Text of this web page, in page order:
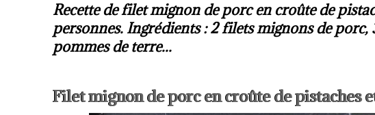
Recette de filet mignon de porc en croûte de
personnes. Ingrédients : 2 filets mignons de porc,
pommes de terre...
Filet mignon de porc en croûte de pistaches